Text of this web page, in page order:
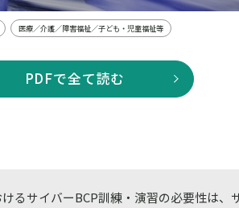
医療／介護／障害福祉／子ども・児童福祉等
PDFで全て読む
るサイバーBCP訓練・演習の必要性は、